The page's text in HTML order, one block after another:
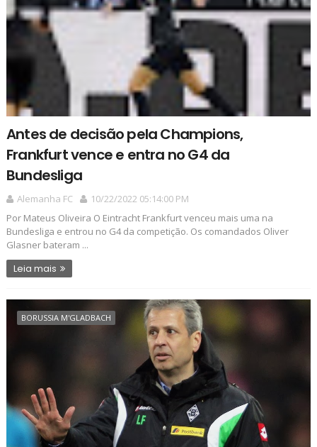
Antes de decisão pela Champions,
Frankfurt vence e entra no G4 da
Bundesliga
Alemanha FC
10/22/2022 05:14:00 PM
Por Mateus Oliveira O Eintracht Frankfurt venceu mais uma na
Bundesliga e entrou no G4 da competição. Os comandados Oliver
Glasner bateram ...
Leia mais
BORUSSIA M'GLADBACH